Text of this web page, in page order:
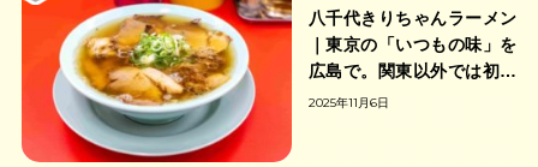
八千代きりちゃんラーメン
｜東京の「いつもの味」を
広島で。関東以外では初の
「ちゃんのれん組合」加盟
2025年11月6日